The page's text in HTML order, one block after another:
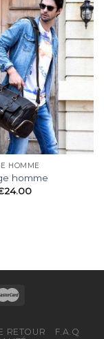
HOMME
homme
24.00
RETOUR
F.A.Q